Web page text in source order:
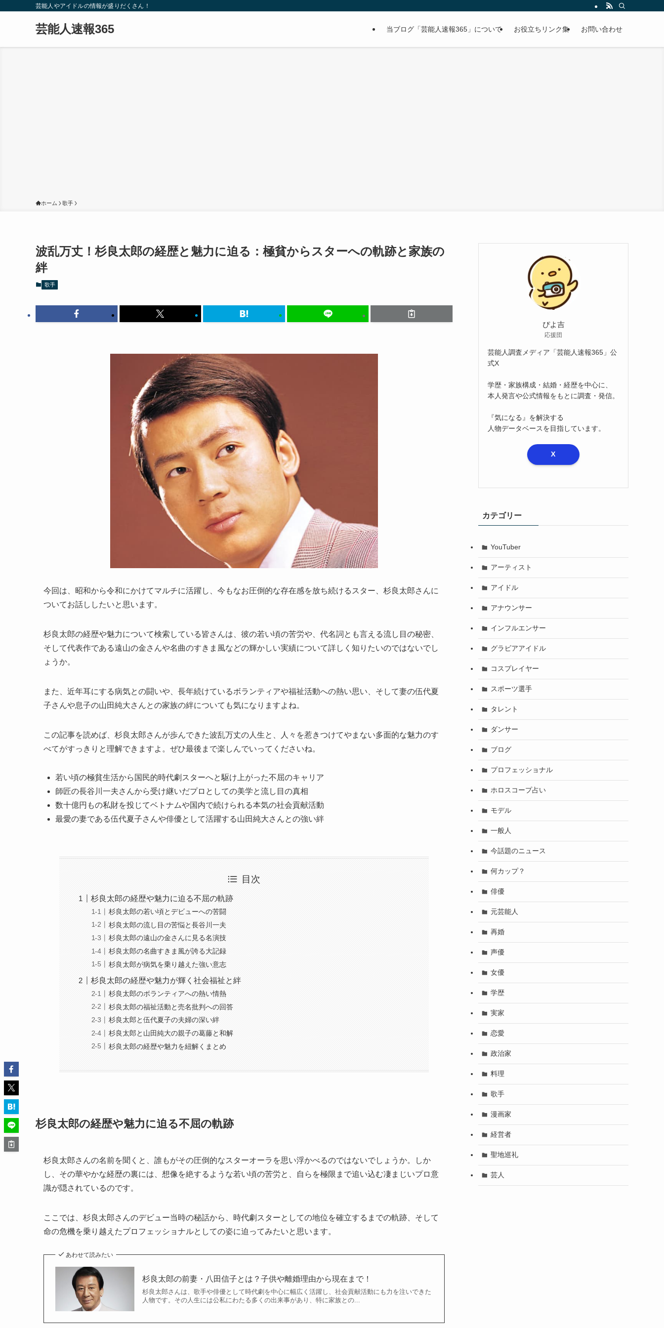
芸能人やアイドルの情報が盛りだくさん！
芸能人速報365 当ブログ「芸能人速報365」について お役立ちリンク集 お問い合わせ
ホーム 歌手
波乱万丈！杉良太郎の経歴と魅力に迫る：極貧からスターへの軌跡と家族の
絆
歌手
今回は、昭和から令和にかけてマルチに活躍し、今もなお圧倒的な存在感を放ち続けるスター、杉良太郎さんに
ついてお話ししたいと思います。
杉良太郎の経歴や魅力について検索している皆さんは、彼の若い頃の苦労や、代名詞とも言える流し目の秘密、
そして代表作である遠山の金さんや名曲のすきま風などの輝かしい実績について詳しく知りたいのではないでし
ょうか。
また、近年耳にする病気との闘いや、長年続けているボランティアや福祉活動への熱い思い、そして妻の伍代夏
子さんや息子の山田純大さんとの家族の絆についても気になりますよね。
この記事を読めば、杉良太郎さんが歩んできた波乱万丈の人生と、人々を惹きつけてやまない多面的な魅力のす
べてがすっきりと理解できますよ。ぜひ最後まで楽しんでいってくださいね。
若い頃の極貧生活から国民的時代劇スターへと駆け上がった不屈のキャリア
師匠の長谷川一夫さんから受け継いだプロとしての美学と流し目の真相
数十億円もの私財を投じてベトナムや国内で続けられる本気の社会貢献活動
最愛の妻である伍代夏子さんや俳優として活躍する山田純大さんとの強い絆
目次
杉良太郎の経歴や魅力に迫る不屈の軌跡
杉良太郎の若い頃とデビューへの苦闘
杉良太郎の流し目の苦悩と長谷川一夫
杉良太郎の遠山の金さんに見る名演技
杉良太郎の名曲すきま風が誇る大記録
杉良太郎が病気を乗り越えた強い意志
杉良太郎の経歴や魅力が輝く社会福祉と絆
杉良太郎のボランティアへの熱い情熱
杉良太郎の福祉活動と売名批判への回答
杉良太郎と伍代夏子の夫婦の深い絆
杉良太郎と山田純大の親子の葛藤と和解
杉良太郎の経歴や魅力を紐解くまとめ
杉良太郎の経歴や魅力に迫る不屈の軌跡
杉良太郎さんの名前を聞くと、誰もがその圧倒的なスターオーラを思い浮かべるのではないでしょうか。しか
し、その華やかな経歴の裏には、想像を絶するような若い頃の苦労と、自らを極限まで追い込む凄まじいプロ意
識が隠されているのです。
ここでは、杉良太郎さんのデビュー当時の秘話から、時代劇スターとしての地位を確立するまでの軌跡、そして
命の危機を乗り越えたプロフェッショナルとしての姿に迫ってみたいと思います。
あわせて読みたい
杉良太郎の前妻・八田信子とは？子供や離婚理由から現在まで！
杉良太郎さんは、歌手や俳優として時代劇を中心に幅広く活躍し、社会貢献活動にも力を注いできた
人物です。その人生には公私にわたる多くの出来事があり、特に家族との...
ぴよ吉
応援団
芸能人調査メディア「芸能人速報365」公
式X
学歴・家族構成・結婚・経歴を中心に、
本人発言や公式情報をもとに調査・発信。
『気になる』を解決する
人物データベースを目指しています。
X
カテゴリー
YouTuber
アーティスト
アイドル
アナウンサー
インフルエンサー
グラビアアイドル
コスプレイヤー
スポーツ選手
タレント
ダンサー
ブログ
プロフェッショナル
ホロスコープ占い
モデル
一般人
今話題のニュース
何カップ？
俳優
元芸能人
再婚
声優
女優
学歴
実家
恋愛
政治家
料理
歌手
漫画家
経営者
聖地巡礼
芸人